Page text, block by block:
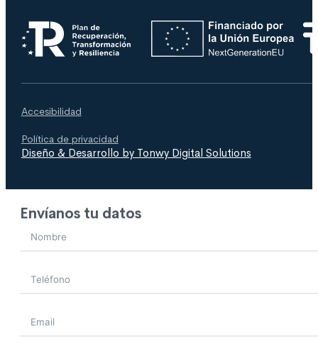
Accesibilidad
Política de privacidad
Diseño & Desarrollo by Tonwy Digital Solutions
Envíanos tu datos